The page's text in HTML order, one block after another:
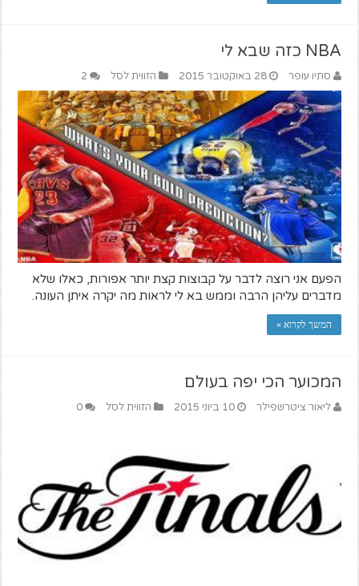
NBA כזה שבא לי
סתיו עופר 28 באוקטובר 2015 הזווית לסל 2
הפעם אני רוצה לדבר על קבוצות קצת יותר אפורות, כאלו שלא
מדברים עליהן הרבה וממש בא לי לראות מה יקרה איתן העונה.
המשך לקרוא »
המכוער הכי יפה בעולם
ליאור ציטרשפילר 10 ביוני 2015 הזווית לסל 0